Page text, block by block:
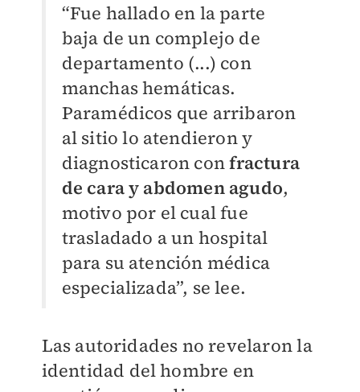
“Fue hallado en la parte
baja de un complejo de
departamento (...) con
manchas hemáticas.
Paramédicos que arribaron
al sitio lo atendieron y
diagnosticaron confractura
de cara y abdomen agudo,
motivo por el cual fue
trasladado a un hospital
para su atención médica
especializada”, se lee.
Las autoridades no revelaron la
identidad del hombre en